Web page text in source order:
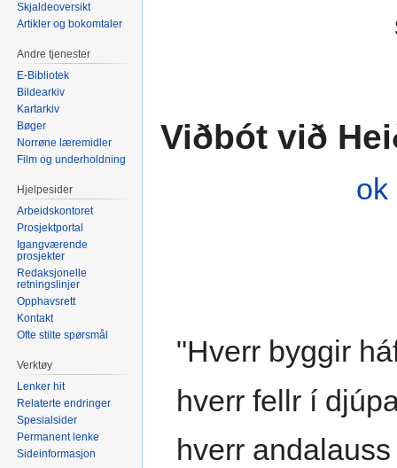
Viðbót við
ok
"Hverr byggir
hverr fellr í
hverr andalauss
Skjaldeoversikt
Artikler og bokomtaler
Andre tjenester
E-Bibliotek
Bildearkiv
Kartarkiv
Bøger
Norrøne læremidler
Film og underholdning
Hjelpesider
Arbeidskontoret
Prosjektportal
Igangværende
prosjekter
Redaksjonelle
retningslinjer
Opphavsrett
Kontakt
Ofte stilte spørsmål
Verktøy
Lenker hit
Relaterte endringer
Spesialsider
Permanent lenke
Sideinformasjon